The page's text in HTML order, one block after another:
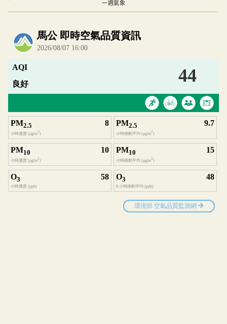
一週氣象
內嵌空氣品質小工具為視覺預覽，完整即時空